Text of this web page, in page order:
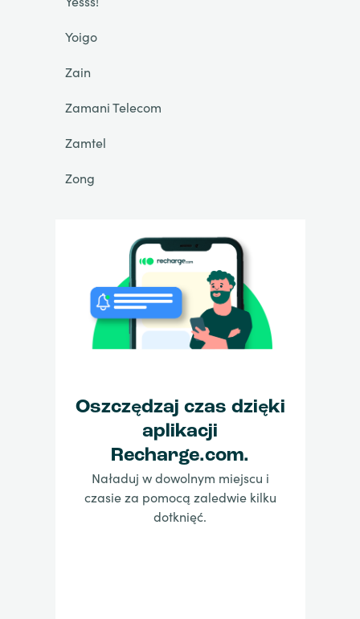
Yoigo
Zain
Zamani Telecom
Zamtel
Zong
Oszczędzaj czas dzięki
aplikacji
Recharge.com.
Naładuj w dowolnym miejscu i
czasie za pomocą zaledwie kilku
dotknięć.